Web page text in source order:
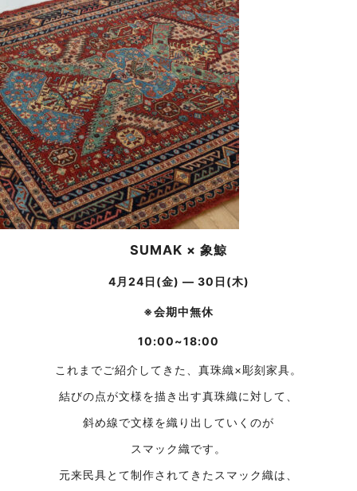
SUMAK × 象鯨
4月24日(金) ― 30日(木)
※会期中無休
10:00~18:00
これまでご紹介してきた、真珠織×彫刻家具。
結びの点が文様を描き出す真珠織に対して、
斜め線で文様を織り出していくのが
スマック織です。
元来民具とて制作されてきたスマック織は、